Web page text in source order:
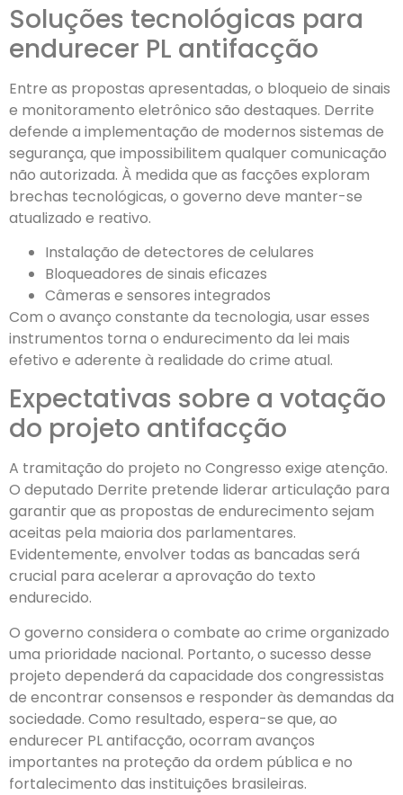
Soluções tecnológicas para
endurecer PL antifacção
Entre as propostas apresentadas, o bloqueio de sinais
e monitoramento eletrônico são destaques. Derrite
defende a implementação de modernos sistemas de
segurança, que impossibilitem qualquer comunicação
não autorizada. À medida que as facções exploram
brechas tecnológicas, o governo deve manter-se
atualizado e reativo.
Instalação de detectores de celulares
Bloqueadores de sinais eficazes
Câmeras e sensores integrados
Com o avanço constante da tecnologia, usar esses
instrumentos torna o endurecimento da lei mais
efetivo e aderente à realidade do crime atual.
Expectativas sobre a votação
do projeto antifacção
A tramitação do projeto no Congresso exige atenção.
O deputado Derrite pretende liderar articulação para
garantir que as propostas de endurecimento sejam
aceitas pela maioria dos parlamentares.
Evidentemente, envolver todas as bancadas será
crucial para acelerar a aprovação do texto
endurecido.
O governo considera o combate ao crime organizado
uma prioridade nacional. Portanto, o sucesso desse
projeto dependerá da capacidade dos congressistas
de encontrar consensos e responder às demandas da
sociedade. Como resultado, espera-se que, ao
endurecer PL antifacção, ocorram avanços
importantes na proteção da ordem pública e no
fortalecimento das instituições brasileiras.